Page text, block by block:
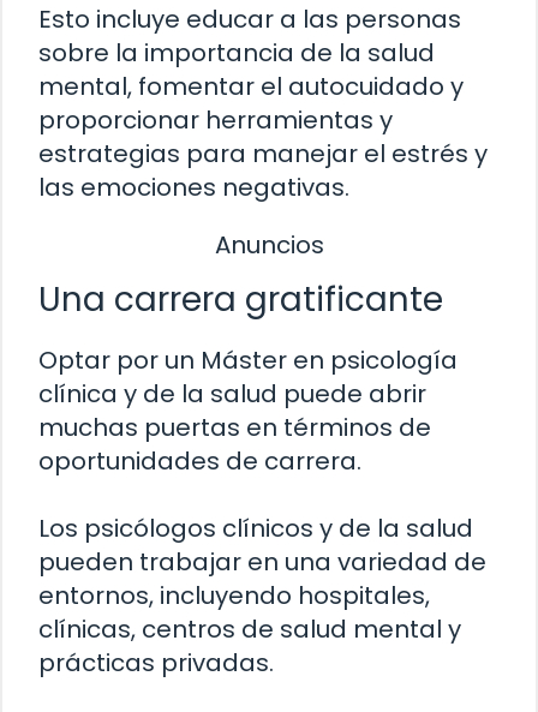
Esto incluye educar a las personas
sobre la importancia de la salud
mental, fomentar el autocuidado y
proporcionar herramientas y
estrategias para manejar el estrés y
las emociones negativas.
Anuncios
Una carrera gratificante
Optar por un Máster en psicología
clínica y de la salud puede abrir
muchas puertas en términos de
oportunidades de carrera.
Los psicólogos clínicos y de la salud
pueden trabajar en una variedad de
entornos, incluyendo hospitales,
clínicas, centros de salud mental y
prácticas privadas.